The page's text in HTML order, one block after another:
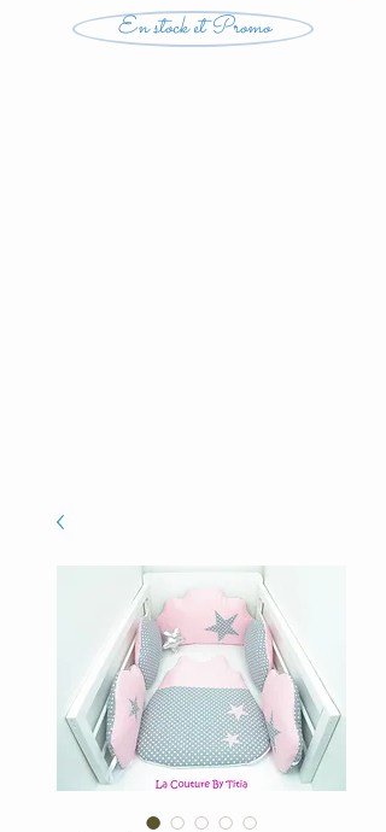
En stock et Promo